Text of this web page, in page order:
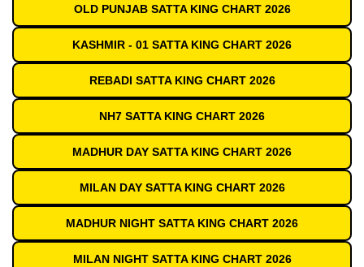
OLD PUNJAB SATTA KING CHART 2026
KASHMIR - 01 SATTA KING CHART 2026
REBADI SATTA KING CHART 2026
NH7 SATTA KING CHART 2026
MADHUR DAY SATTA KING CHART 2026
MILAN DAY SATTA KING CHART 2026
MADHUR NIGHT SATTA KING CHART 2026
MILAN NIGHT SATTA KING CHART 2026